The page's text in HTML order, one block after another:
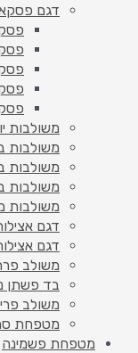
דגם פסקאדו
משולבות יום
משולבות
משולבות
משולבות
משולבות
דגם אצילות –
דגם
משולב
בד פשתן
משולב
מטפחת
מטפחת פשמינה